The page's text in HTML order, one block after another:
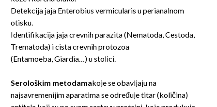
Detekcija jaja Enterobius vermicularis u perianalnom
otisku.
Identifikacija jaja crevnih parazita (Nematoda, Cestoda,
Trematoda) i cista crevnih protozoa
(Entamoeba, Giardia…) u stolici.
Serološkim metodamakoje se obavljaju na
najsavremenijim aparatima se određuje titar (količina)